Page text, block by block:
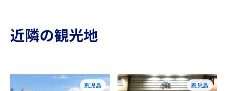
近隣の観光地
鹿児島 鹿児島